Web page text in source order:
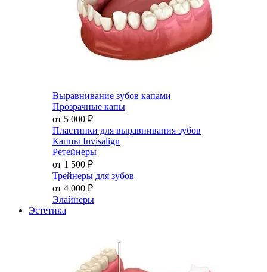
Выравнивание зубов капами
Прозрачные капы
от 5 000 ₽
Пластинки для выравнивания зубов
Каппы Invisalign
Ретейнеры
от 1 500 ₽
Трейнеры для зубов
от 4 000 ₽
Элайнеры
Эстетика